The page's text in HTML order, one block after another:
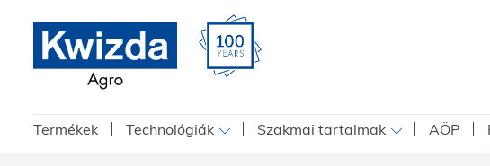
Termékek Technológiák Szakmai tartalmak AÖP